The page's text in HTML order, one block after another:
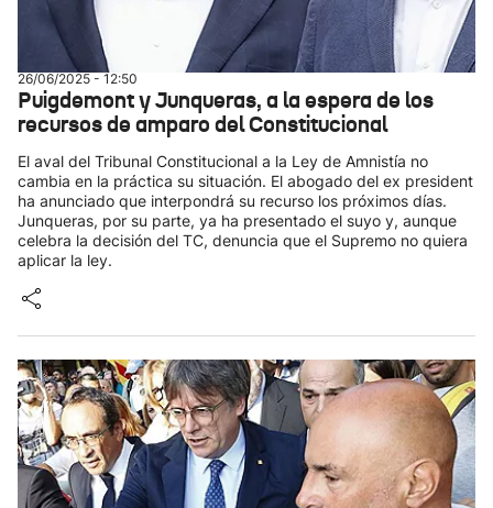
26/06/2025 - 12:50
Puigdemont y Junqueras, a la espera de los
recursos de amparo del Constitucional
El aval del Tribunal Constitucional a la Ley de Amnistía no
cambia en la práctica su situación. El abogado del ex president
ha anunciado que interpondrá su recurso los próximos días.
Junqueras, por su parte, ya ha presentado el suyo y, aunque
celebra la decisión del TC, denuncia que el Supremo no quiera
aplicar la ley.